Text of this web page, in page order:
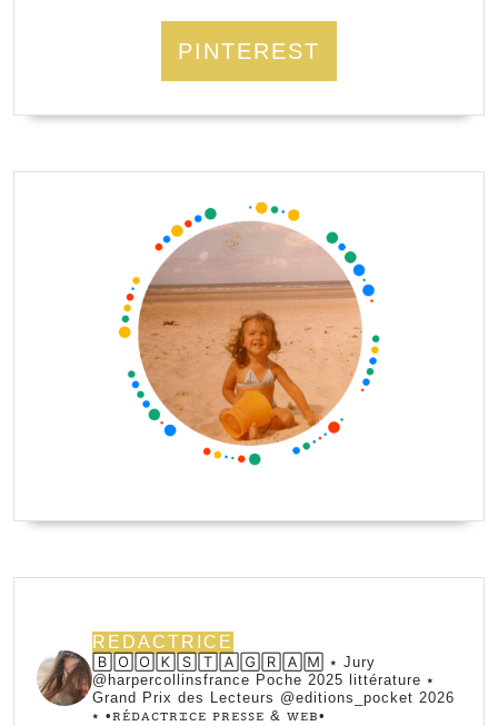
PINTEREST
REDACTRICE
🄱🄾🄾🄺🅂🅃🄰🄶🅁🄰🄼 ⭑ Jury
@harpercollinsfrance Poche 2025 littérature ⭑
Grand Prix des Lecteurs @editions_pocket 2026
⭑ •ꭱꭼ́ꭰꭺꮯꭲꭱꮖꮯꭼ ꮲꭱꭼꮪꮪꭼ & ꮃꭼᏼ•